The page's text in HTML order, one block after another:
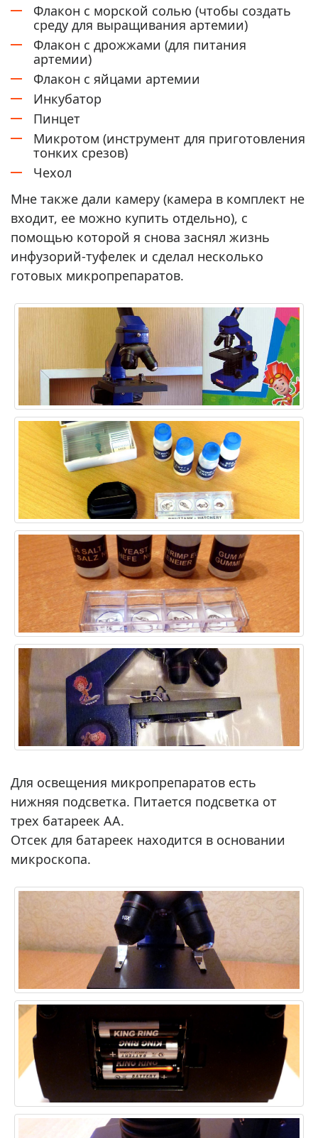
Флакон с морской солью (чтобы создать
среду для выращивания артемии)
Флакон с дрожжами (для питания
артемии)
Флакон с яйцами артемии
Инкубатор
Пинцет
Микротом (инструмент для приготовления
тонких срезов)
Чехол
Мне также дали камеру (камера в комплект не
входит, ее можно купить отдельно), с
помощью которой я снова заснял жизнь
инфузорий-туфелек и сделал несколько
готовых микропрепаратов.
Для освещения микропрепаратов есть
нижняя подсветка. Питается подсветка от
трех батареек АА.
Отсек для батареек находится в основании
микроскопа.